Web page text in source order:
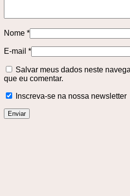
Nome *
E-mail *
Salvar meus dados neste
que eu comentar.
Inscreva-se na nossa newsletter